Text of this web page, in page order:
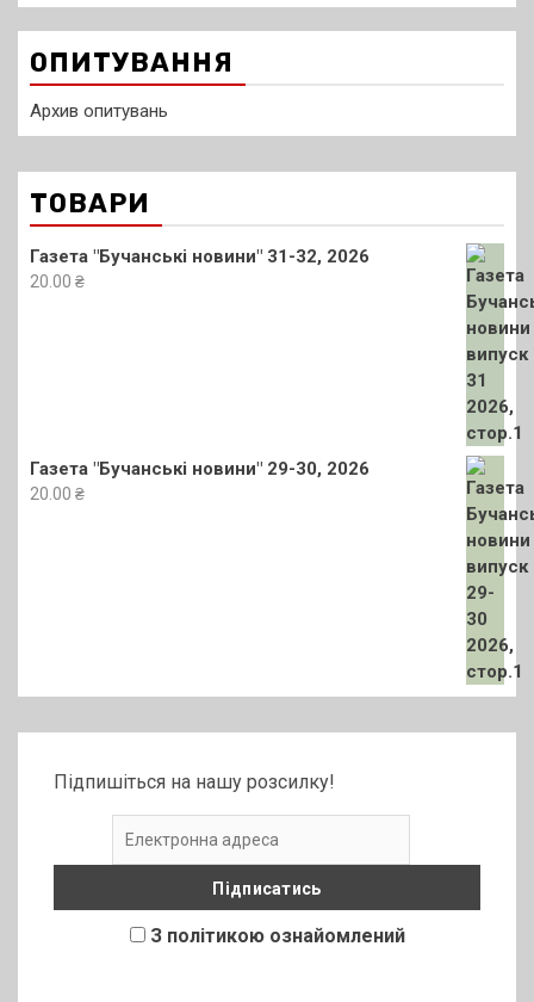
ОПИТУВАННЯ
Архив опитувань
ТОВАРИ
Газета "Бучанські новини" 31-32, 2026
20.00 ₴
Газета "Бучанські новини" 29-30, 2026
20.00 ₴
Підпишіться на нашу розсилку!
З політикою ознайомлений